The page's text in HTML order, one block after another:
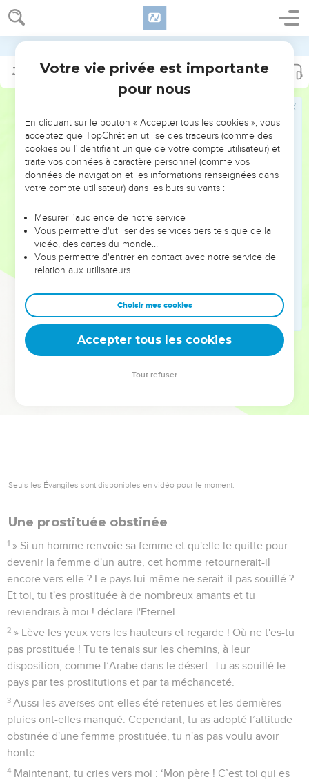
NE MANQUEZ PAS L’ÉVÉNEMENT
DE L’ANNÉE !
ET SI LEURS ERREURS POUVAIENT VOUS ÉVITER LES
VOTRES ?
leur foi ou leur vision. Mais on voit moins les doutes, les erreurs
et les saisons difficiles qu'ils ont traversés, alors même que ce
sont elles qui les ont façonnés.
Dans cette conférence, leaders, entrepreneurs, et responsables
clés pour avancer avec plus de sagesse afin que leurs erreurs
deviennent vos tremplins. Que vous guidiez un ministère, une
équipe, un groupe ou une famille, leur expérience est faite
Jérémie 3
Seuls les Évangiles sont disponibles en vidéo pour le moment.
Une prostituée obstinée
1 » Si un homme renvoie sa femme et qu'elle le quitte pour
devenir la femme d'un autre, cet homme retournerait-il
encore vers elle ? Le pays lui-même ne serait-il pas souillé ?
Et toi, tu t'es prostituée à de nombreux amants et tu
reviendrais à moi ! déclare l'Eternel.
2 » Lève les yeux vers les hauteurs et regarde ! Où ne t'es-tu
pas prostituée ! Tu te tenais sur les chemins, à leur
disposition, comme l’Arabe dans le désert. Tu as souillé le
pays par tes prostitutions et par ta méchanceté.
3 Aussi les averses ont-elles été retenues et les dernières
pluies ont-elles manqué. Cependant, tu as adopté l’attitude
obstinée d'une femme prostituée, tu n'as pas voulu avoir
honte.
4 Maintenant, tu cries vers moi : ‘Mon père ! C’est toi qui es
Votre vie privée est importante
pour nous
En cliquant sur le bouton « Accepter tous les cookies », vous
acceptez que TopChrétien utilise des traceurs (comme des
cookies ou l'identifiant unique de votre compte utilisateur) et
traite vos données à caractère personnel (comme vos
données de navigation et les informations renseignées dans
votre compte utilisateur) dans les buts suivants :
Mesurer l'audience de notre service
Vous permettre d'utiliser des services tiers tels que de la
vidéo, des cartes du monde…
Vous permettre d'entrer en contact avec notre service de
relation aux utilisateurs.
Choisir mes cookies
Accepter tous les cookies
Tout refuser